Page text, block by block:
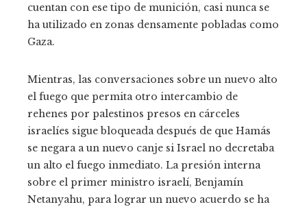
cuentan con ese tipo de munición, casi nunca se
ha utilizado en zonas densamente pobladas como
Gaza.
Mientras, las conversaciones sobre un nuevo alto
el fuego que permita otro intercambio de
rehenes por palestinos presos en cárceles
israelíes sigue bloqueada después de que Hamás
se negara a un nuevo canje si Israel no decretaba
un alto el fuego inmediato. La presión interna
sobre el primer ministro israelí, Benjamín
Netanyahu, para lograr un nuevo acuerdo se ha